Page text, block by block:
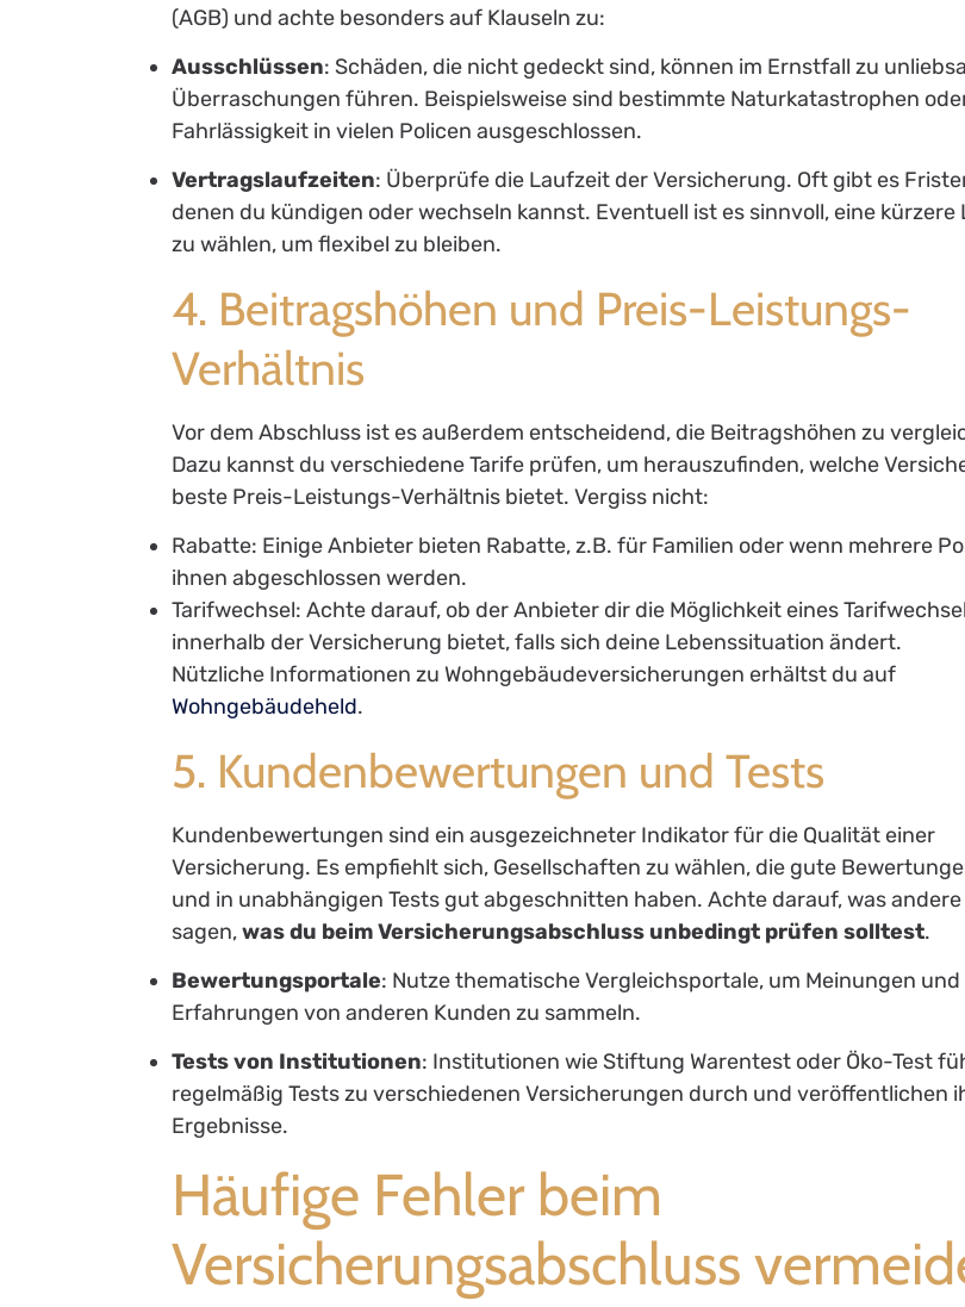
(AGB) und achte besonders auf Klauseln zu:
Ausschlüssen: Schäden, die nicht gedeckt sind, können im Ernstfall zu
Überraschungen führen. Beispielsweise sind bestimmte Naturkatastrophen
Fahrlässigkeit in vielen Policen ausgeschlossen.
Vertragslaufzeiten: Überprüfe die Laufzeit der Versicherung. Oft gibt es
denen du kündigen oder wechseln kannst. Eventuell ist es sinnvoll, eine kürzere
zu wählen, um flexibel zu bleiben.
4. Beitragshöhen und Preis-Leistungs-
Verhältnis
Vor dem Abschluss ist es außerdem entscheidend, die Beitragshöhen zu
Dazu kannst du verschiedene Tarife prüfen, um herauszufinden, welche
beste Preis-Leistungs-Verhältnis bietet. Vergiss nicht:
Rabatte: Einige Anbieter bieten Rabatte, z.B. für Familien oder wenn mehrere
ihnen abgeschlossen werden.
Tarifwechsel: Achte darauf, ob der Anbieter dir die Möglichkeit eines
innerhalb der Versicherung bietet, falls sich deine Lebenssituation ändert.
Nützliche Informationen zu Wohngebäudeversicherungen erhältst du auf
Wohngebäudeheld.
5. Kundenbewertungen und Tests
Kundenbewertungen sind ein ausgezeichneter Indikator für die Qualität einer
Versicherung. Es empfiehlt sich, Gesellschaften zu wählen, die gute
und in unabhängigen Tests gut abgeschnitten haben. Achte darauf, was
sagen,was du beim Versicherungsabschluss unbedingt prüfen solltest.
Bewertungsportale: Nutze thematische Vergleichsportale, um Meinungen und
Erfahrungen von anderen Kunden zu sammeln.
Tests von Institutionen: Institutionen wie Stiftung Warentest oder Öko-Test
regelmäßig Tests zu verschiedenen Versicherungen durch und veröffentlichen
Ergebnisse.
Häufige Fehler beim
Versicherungsabschluss